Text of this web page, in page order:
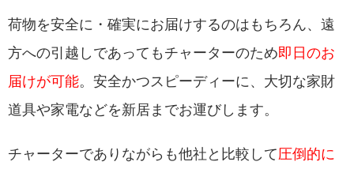
荷物を安全に・確実にお届けするのはもちろん、遠
方への引越しであってもチャーターのため即日のお
届けが可能。安全かつスピーディーに、大切な家財
道具や家電などを新居までお運びします。
チャーターでありながらも他社と比較して圧倒的に